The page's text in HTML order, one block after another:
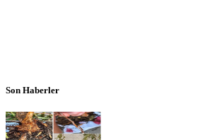
Son Haberler